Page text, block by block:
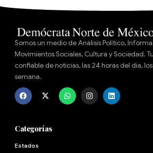
Somos un medio de Análisis Político,
Movimientos Sociales, Cultura y Sociedad.
confiable de noticias, las 24 horas del día,
semana.
Categorías
Estados